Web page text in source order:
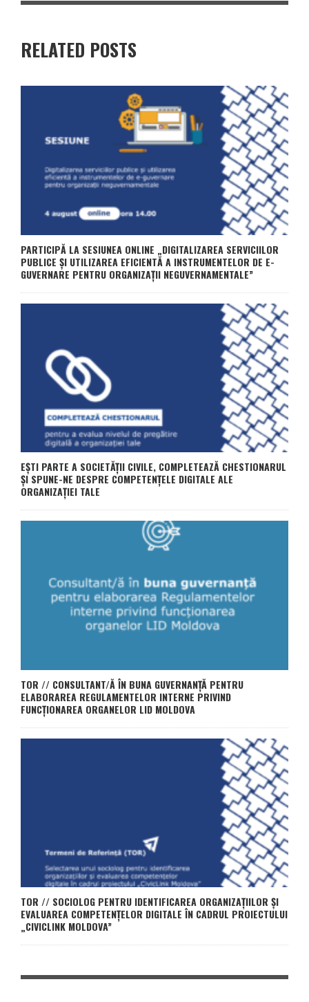
RELATED POSTS
PARTICIPĂ LA SESIUNEA ONLINE „DIGITALIZAREA SERVICIILOR
PUBLICE ȘI UTILIZAREA EFICIENTĂ A INSTRUMENTELOR DE E-
GUVERNARE PENTRU ORGANIZAȚII NEGUVERNAMENTALE”
EȘTI PARTE A SOCIETĂȚII CIVILE, COMPLETEAZĂ CHESTIONARUL
ȘI SPUNE-NE DESPRE COMPETENȚELE DIGITALE ALE
ORGANIZAȚIEI TALE
TOR // CONSULTANT/Ă ÎN BUNA GUVERNANȚĂ PENTRU
ELABORAREA REGULAMENTELOR INTERNE PRIVIND
FUNCȚIONAREA ORGANELOR LID MOLDOVA
TOR // SOCIOLOG PENTRU IDENTIFICAREA ORGANIZAȚIILOR ȘI
EVALUAREA COMPETENȚELOR DIGITALE ÎN CADRUL PROIECTULUI
„CIVICLINK MOLDOVA”